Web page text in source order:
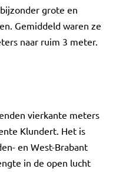
grote en
Gemiddeld waren ze
naar ruim 3 meter.
vierkante meters
Klundert. Het is
en West-Brabant
in de open lucht